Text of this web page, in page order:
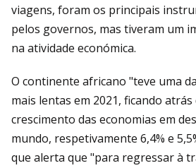
viagens, foram os principais
pelos governos, mas tiveram um
na atividade económica.
O continente africano "teve uma
mais lentas em 2021, ficando atrás
crescimento das economias em
mundo, respetivamente 6,4% e
que alerta que "para regressar à